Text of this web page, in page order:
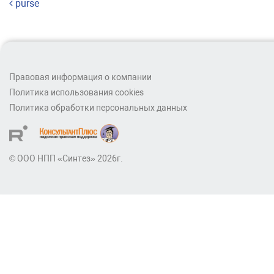
Навигация по записям
purse
Правовая информация о компании
Политика использования cookies
Политика обработки персональных данных
© ООО НПП «Синтез» 2026г.